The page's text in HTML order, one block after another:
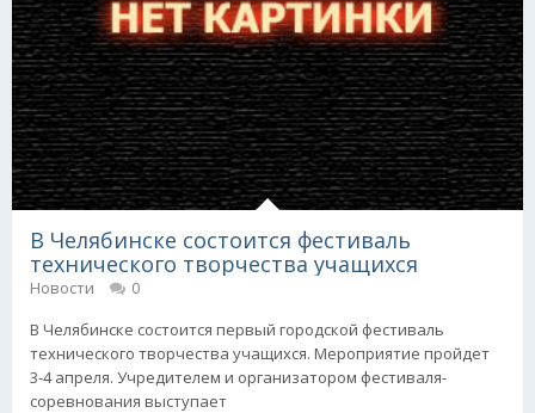
В Челябинске состоится фестиваль
технического творчества учащихся
Новости
0
В Челябинске состоится первый городской фестиваль
технического творчества учащихся. Мероприятие пройдет
3-4 апреля. Учредителем и организатором фестиваля-
соревнования выступает